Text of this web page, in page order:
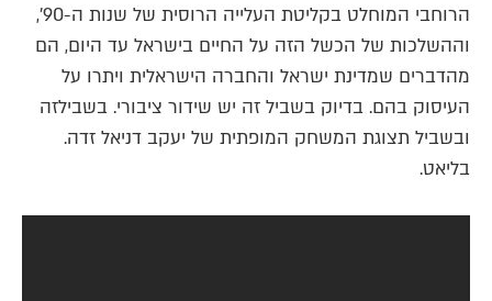
הרוחבי המוחלט בקליטת העלייה הרוסית של שנות ה-90',
וההשלכות של הכשל הזה על החיים בישראל עד היום, הם
מהדברים שמדינת ישראל והחברה הישראלית ויתרו על
העיסוק בהם. בדיוק בשביל זה יש שידור ציבורי. בשבילזה
ובשביל תצוגת המשחק המופתית של יעקב דניאל זדה.
בליאט.